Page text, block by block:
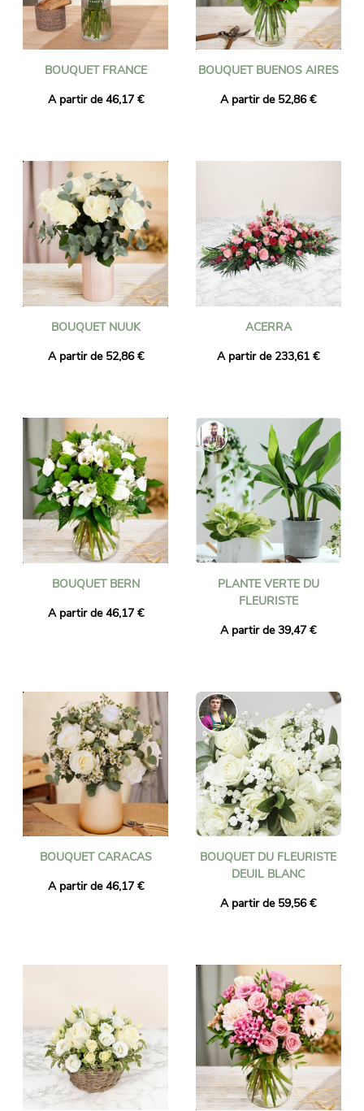
BOUQUET FRANCE
A partir de 46,17 €
BOUQUET BUENOS AIRES
A partir de 52,86 €
BOUQUET NUUK
A partir de 52,86 €
ACERRA
A partir de 233,61 €
BOUQUET BERN
A partir de 46,17 €
PLANTE VERTE DU
FLEURISTE
A partir de 39,47 €
BOUQUET CARACAS
A partir de 46,17 €
BOUQUET DU FLEURISTE
DEUIL BLANC
A partir de 59,56 €